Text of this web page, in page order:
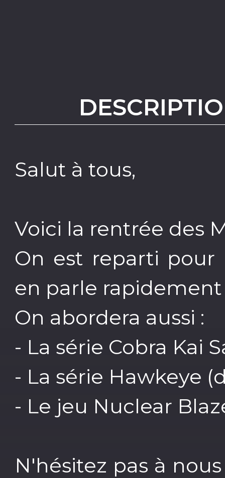
Salut à tous,
Voici la rentrée des
On est reparti
en parle rapidement
On abordera aussi :
- La série Cobra Kai
- La série Hawkeye
- Le jeu Nuclear
N'hésitez pas à